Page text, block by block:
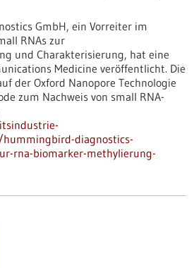
GmbH, ein Vorreiter im
RNAs zur
und Charakterisierung, hat eine
Medicine veröffentlicht. Die
der Oxford Nanopore Technologie
zum Nachweis von small RNA-
diagnostics-
rna-biomarker-methylierung-